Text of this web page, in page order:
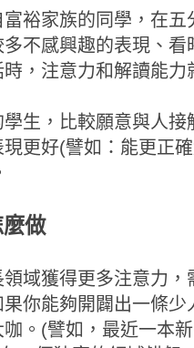
裕家族的同學，在
不感興趣的表現、
，注意力和解讀能力
生，比較願意與人
更好(譬如：能更正
做
域獲得更多注意力
你能夠開闢出一條
。(譬如，最近一本